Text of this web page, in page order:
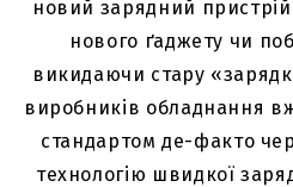
новий зарядний пристрій
нового ґаджету чи
викидаючи стару
виробників обладнання
стандартом де-факто
технологію швидкої